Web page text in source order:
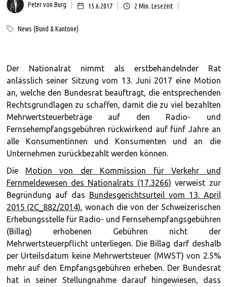
Peter von Burg 15.6.2017 2 Min. Lesezeit
News (Bund & Kantone)
Der Nationalrat nimmt als erstbehandelnder Rat
anlässlich seiner Sitzung vom 13. Juni 2017 eine Motion
an, welche den Bundesrat beauftragt, die entsprechenden
Rechtsgrundlagen zu schaffen, damit die zu viel bezahlten
Mehrwertsteuerbeträge auf den Radio- und
Fernsehempfangsgebühren rückwirkend auf fünf Jahre an
alle Konsumentinnen und Konsumenten und an die
Unternehmen zurückbezahlt werden können.
Die Motion von der Kommission für Verkehr und
Fernmeldewesen des Nationalrats (17.3266) verweist zur
Begründung auf das Bundesgerichtsurteil vom 13. April
2015 (2C_882/2014), wonach die von der Schweizerischen
Erhebungsstelle für Radio- und Fernsehempfangsgebühren
(Billag) erhobenen Gebühren nicht der
Mehrwertsteuerpflicht unterliegen. Die Billag darf deshalb
per Urteilsdatum keine Mehrwertsteuer (MWST) von 2.5%
mehr auf den Empfangsgebühren erheben. Der Bundesrat
hat in seiner Stellungnahme darauf hingewiesen, dass